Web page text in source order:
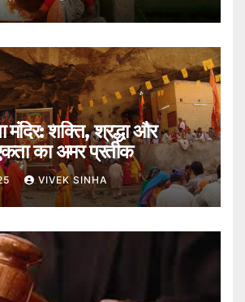
मंदिर: शक्ति, श्रद्धा और
का अमर प्रतीक
VIVEK SINHA